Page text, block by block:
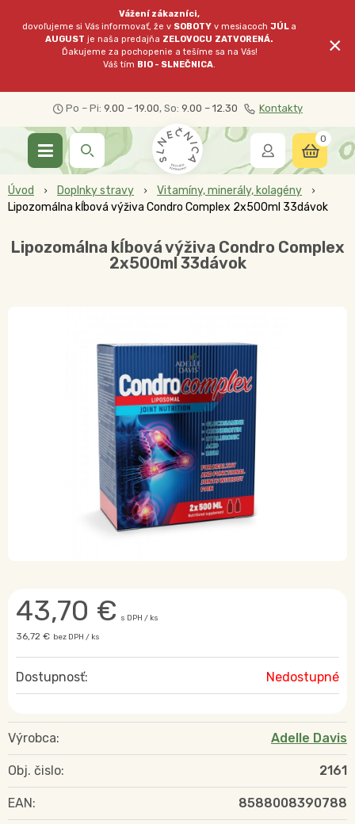
Vážení zákazníci,
dovoľujeme si Vás informovať, že v SOBOTY v mesiacochJÚL a
AUGUST je naša predajňa ZELOVOCU ZATVORENÁ.
Ďakujeme za pochopenie a tešíme sa na Vás!
Váš tím BIO - SLNEČNICA.
×
Po – Pi: 9.00 – 19.00, So: 9.00 – 12.30 Kontakty
0
Úvod Doplnky stravy
Vitamíny, minerály, kolagény
Lipozomálna kĺbová výživa Condro Complex 2x500ml 33dávok
Lipozomálna kĺbová výživa Condro Complex
2x500ml 33dávok
43,70 € s DPH / ks
36,72 € bez DPH / ks
Dostupnosť: Nedostupné
Výrobca: Adelle Davis
Obj. čislo: 2161
EAN: 8588008390788